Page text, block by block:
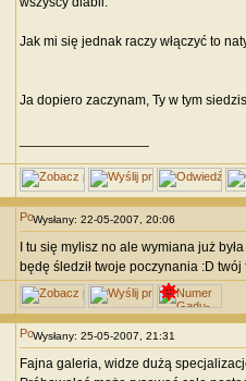
Jak mi się jednak raczy włączyć to
Ja dopiero zaczynam, Ty w tym
Wysłany: 22-05-2007, 20:06
I tu się mylisz no ale wymiana już
będę śledził twoje poczynania :D twój
Wysłany: 25-05-2007, 21:31
Fajna galeria, widze dużą